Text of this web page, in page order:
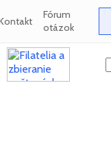
Fórum
otázok